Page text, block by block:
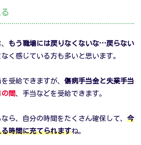
もう職場には戻りなくないな…戻らない
なく感じている方も多いと思います。
受給できますが、 傷病手当金と失業手当
間、手当などを受給できます。
ら、自分の時間をたくさん確保して、 今
時間に充てられますね。